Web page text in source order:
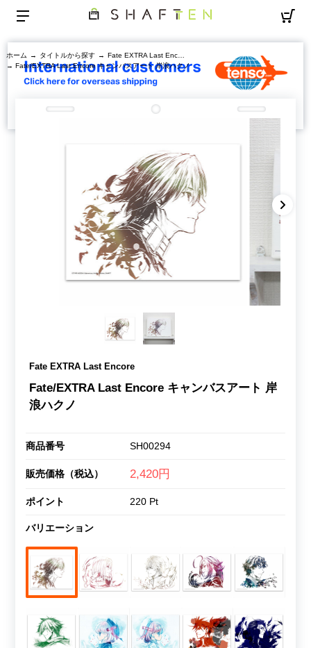
ホーム → タイトルから探す →
Fate EXTRA Last Encore
→ Fate/EXTRA Last Encore キャンバスアート 岸浪ハクノ
Fate EXTRA Last Encore
Fate/EXTRA Last Encore キャンバスアート 岸
浪ハクノ
商品番号 SH00294
販売価格（税込） 2,420円
ポイント 220 Pt
バリエーション